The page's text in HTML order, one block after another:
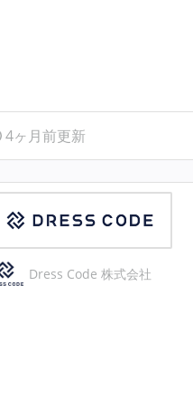
4ヶ月前更新
Dress Code 株式会社